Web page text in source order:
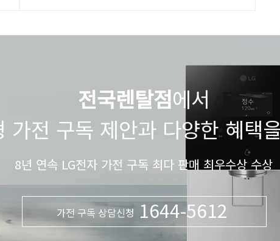
전국렌탈점에서
가전 구독 제안과 다양한 혜택
8년 연속 LG전자 가전 구독 최다 판매 최우수상 수상
가전 구독 상담신청1644-5612